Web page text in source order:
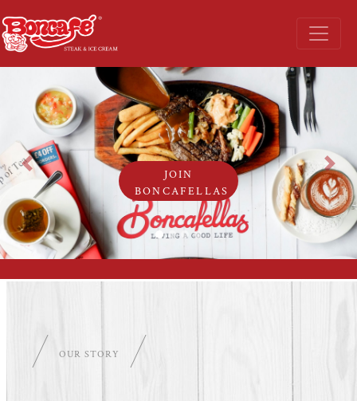
JOIN
BONCAFELLAS
Previous Next
OUR STORY